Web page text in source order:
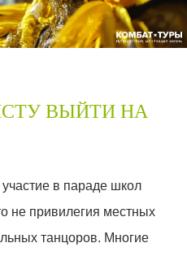
ВЫЙТИ НА
в параде школ
не привилегия местных
танцоров. Многие